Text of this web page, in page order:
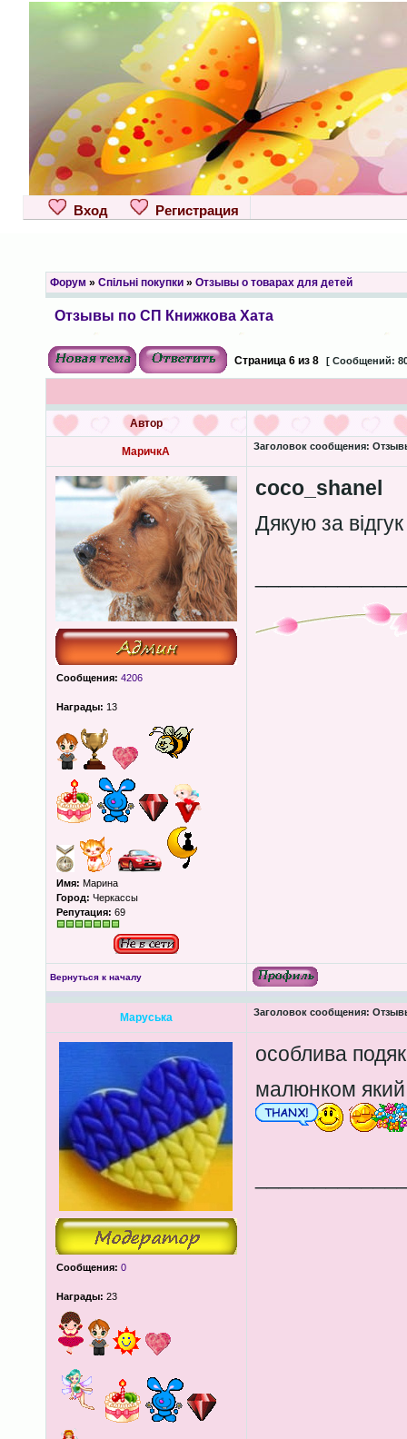
Вход Регистрация
Форум » Спільні покупки» Отзывы о товарах для детей
Отзывы по СП Книжкова Хата
Страница 6из 8 [ Сообщений:
Автор
МаричкА Заголовок сообщения:
Сообщения: 4206
Награды: 13
Имя: Марина
Город: Черкассы
Репутация: 69
coco_shanel
Дякую за
Вернуться к началу
Маруська Заголовок сообщения:
Сообщения: 0
Награды: 23
особлива
малюнком